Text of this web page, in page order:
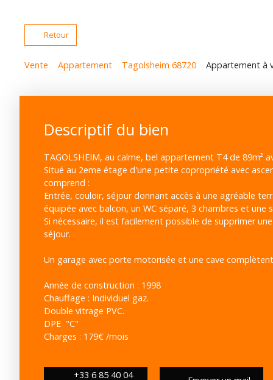
Retour
Vente Appartement Tagolsheim 68720 Appartement à
Descriptif du bien
TAGOLSHEIM, au calme, bel appartement T4 de 89m²
Situé au 2eme étage d'une petite copropriété avec
comprend :
Entrée, couloir, séjour donnant accès à une agréable
équipée avec balcon, un WC séparé, 3 chambres et une
Si nécessaire, il est facilement possible de supprimer
séjour.
Un garage avec porte motorisée et une cave
Année de construction : 1998
Chauffage : Individuel gaz.
Double vitrage PVC.
DPE "C"
Charges : 179€ /mois
+33 6 85 40 04